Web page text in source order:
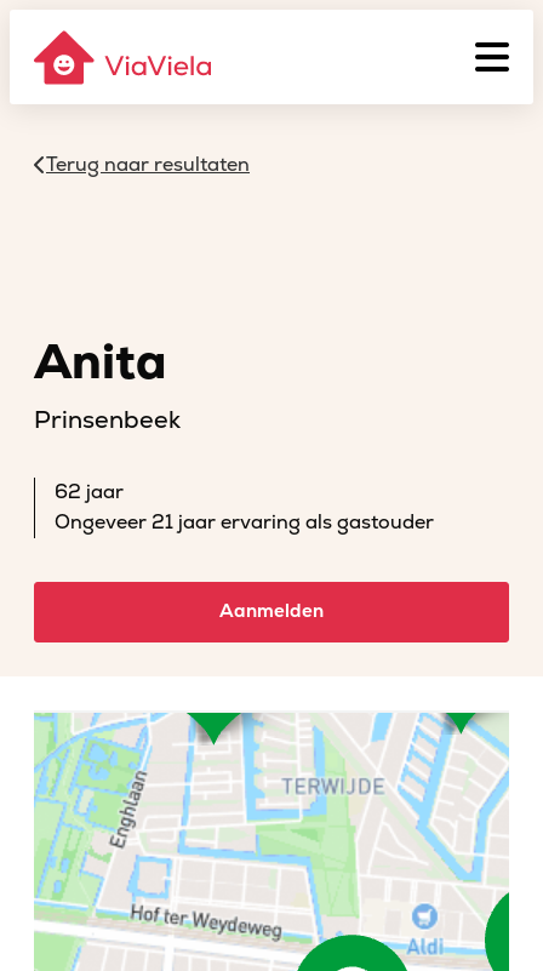
Terug naar resultaten
Anita
Prinsenbeek
62 jaar
Ongeveer 21 jaar ervaring als gastouder
Aanmelden